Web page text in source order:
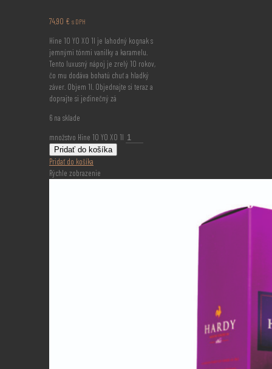
74,90 € s DPH
Hine 10 YO XO 1l je lahodný kognak s
jemnými tónmi vanilky a karamelu.
Tento luxusný nápoj je zrelý 10 rokov,
čo mu dodáva bohatú chuť a hladký
záver. Objem 1l. Objednajte si teraz a
doprajte si jedinečný zá
6 na sklade
množstvo Hine 10 YO XO 1l
Pridať do košíka
Pridať do košíka
Rýchle zobrazenie